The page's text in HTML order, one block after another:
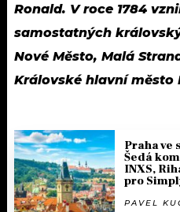
Ronald. V roce 1784
samostatných
Nové Město, Malá
Královské hlavní město
Praha ve
Šedá
INXS,
pro
PAVEL